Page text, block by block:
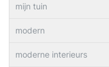
mijn tuin
modern
moderne interieurs